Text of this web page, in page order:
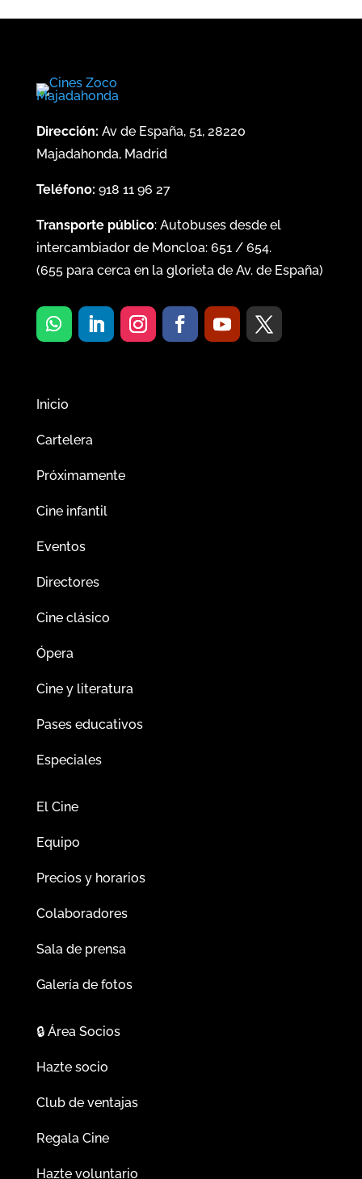
Dirección: Av de España, 51, 28220
Majadahonda, Madrid
Teléfono: 918 11 96 27
Transporte público: Autobuses desde el
intercambiador de Moncloa: 651/ 654.
(655para cerca en la glorieta de Av. de España)
Inicio
Cartelera
Próximamente
Cine infantil
Eventos
Directores
Cine clásico
Ópera
Cine y literatura
Pases educativos
Especiales
El Cine
Equipo
Precios y horarios
Colaboradores
Sala de prensa
Galería de fotos
🔒Área Socios
Hazte socio
Club de ventajas
Regala Cine
Hazte voluntario